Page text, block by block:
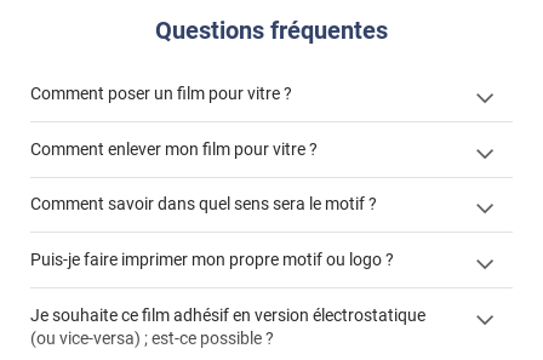
Questions fréquentes
Comment poser un film pour vitre ?
cet article
cet
article
Comment enlever mon film pour vitre ?
enlever et stocker
Comment savoir dans quel sens sera le motif ?
Puis-je faire imprimer mon propre motif ou logo ?
personnaliser
Je souhaite ce film adhésif en version électrostatique
(ou vice-versa) ; est-ce possible ?